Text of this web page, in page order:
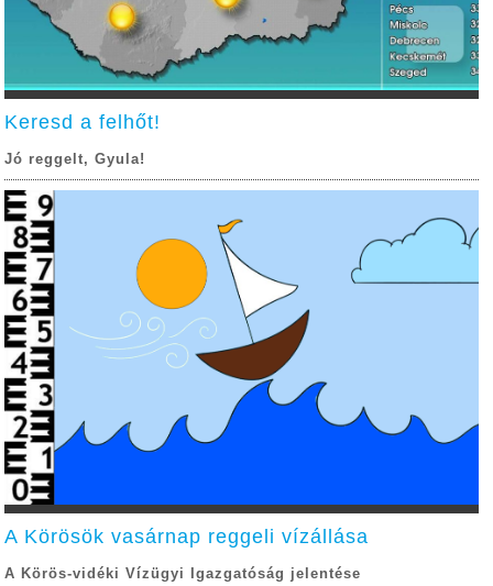
Keresd a felhőt!
Jó reggelt, Gyula!
A Körösök vasárnap reggeli vízállása
A Körös-vidéki Vízügyi Igazgatóság jelentése